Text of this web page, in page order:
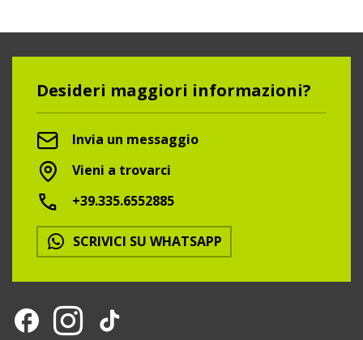
Desideri maggiori informazioni?
Invia un messaggio
Vieni a trovarci
+39.335.6552885
SCRIVICI SU WHATSAPP